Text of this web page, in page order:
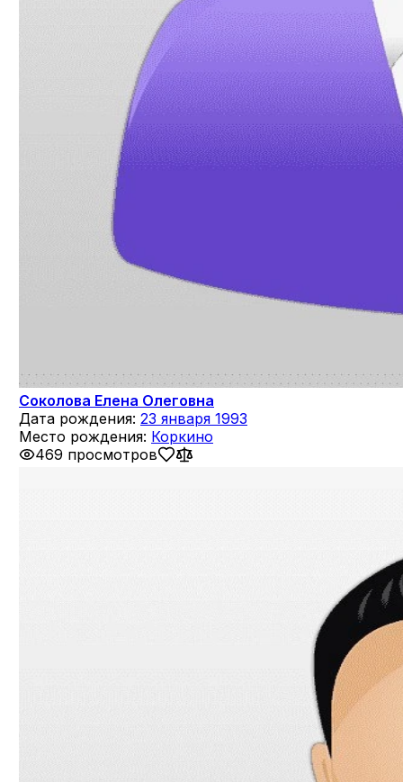
Соколова Елена Олеговна
Дата рождения: 23 января 1993
Место рождения: Коркино
469 просмотров